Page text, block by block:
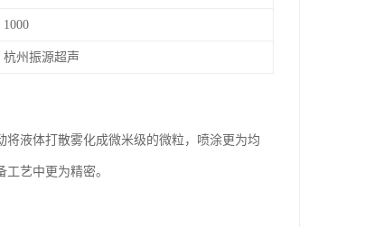
1000
杭州振源超声
液体打散雾化成微米级的微粒，喷涂更为均
艺中更为精密。